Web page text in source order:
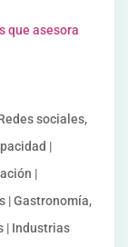
que asesora
sociales,
|
|
| Gastronomía,
| Industrias